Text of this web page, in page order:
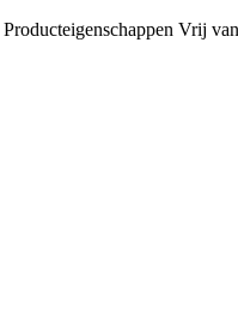
Producteigenschappen Vrij van